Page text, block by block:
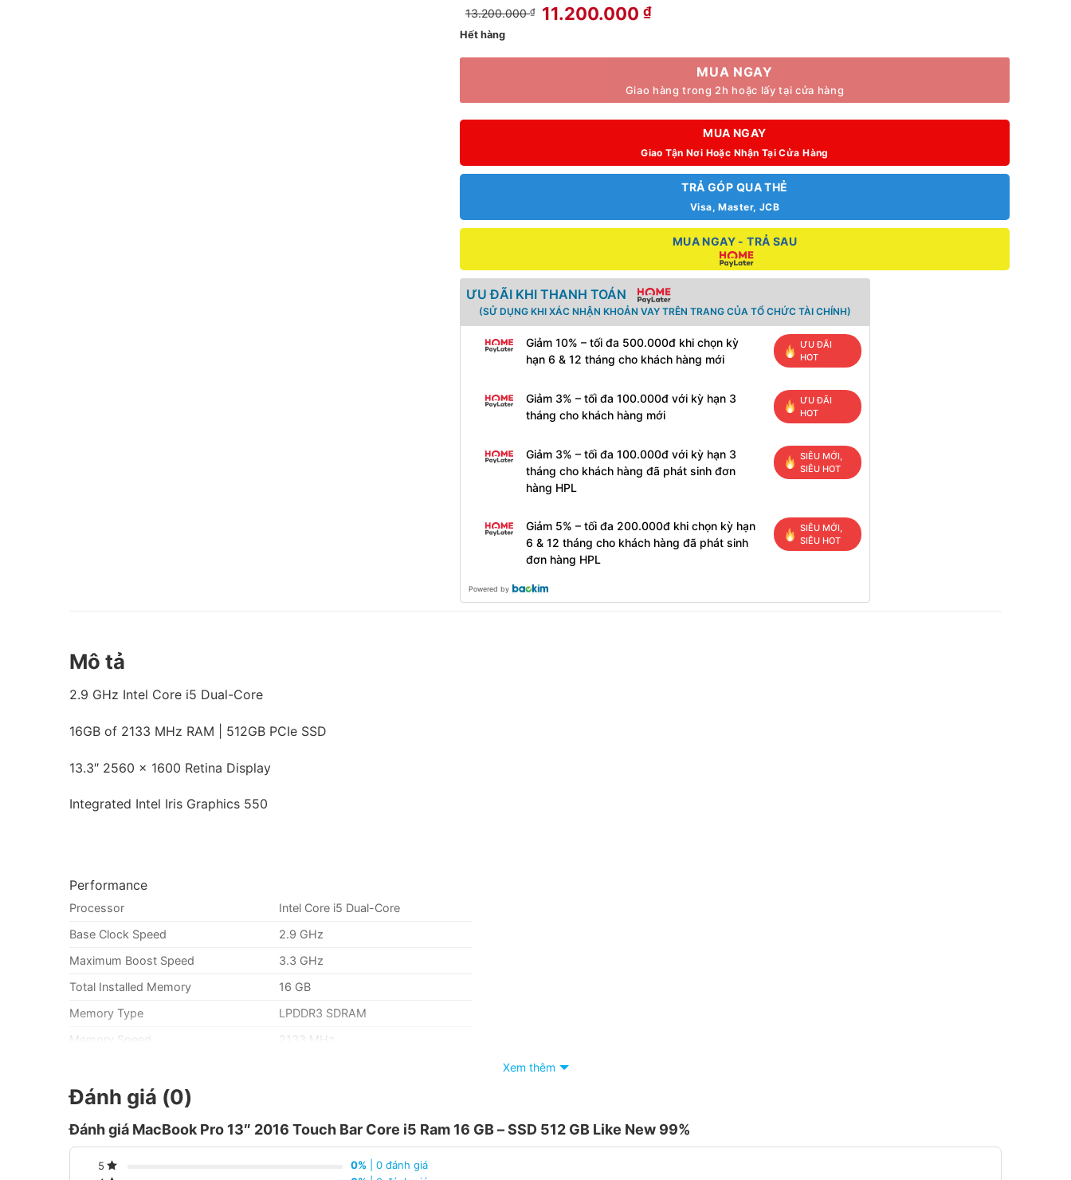
13.200.000₫ Giá
gốc
13.200.000 ₫.
11.200.000₫Giá
là:
11.200.000 ₫.
Hết hàng
MUA NGAY
Giao hàng trong 2h hoặc lấy tại cửa hàng
MUA NGAY
Giao Tận Nơi Hoặc Nhận Tại Cửa Hàng
TRẢ GÓP QUA THẺ
Visa, Master, JCB
MUA NGAY - TRẢ SAU
ƯU ĐÃI KHI THANH TOÁN
(SỬ DỤNG KHI XÁC NHẬN KHOẢN VAY TRÊN TRANG CỦA TỔ CHỨC TÀI CHÍNH)
Giảm 10% – tối đa 500.000đ khi chọn kỳ
hạn 6 & 12 tháng cho khách hàng mới
ƯU ĐÃI
HOT
Giảm 3% – tối đa 100.000đ với kỳ hạn 3
tháng cho khách hàng mới
ƯU ĐÃI
HOT
Giảm 3% – tối đa 100.000đ với kỳ hạn 3
tháng cho khách hàng đã phát sinh đơn
hàng HPL
SIÊU MỚI,
SIÊU HOT
Giảm 5% – tối đa 200.000đ khi chọn kỳ hạn
6 & 12 tháng cho khách hàng đã phát sinh
đơn hàng HPL
SIÊU MỚI,
SIÊU HOT
Powered by
Mô tả
2.9 GHz Intel Core i5 Dual-Core
16GB of 2133 MHz RAM | 512GB PCIe SSD
13.3″ 2560 x 1600 Retina Display
Integrated Intel Iris Graphics 550
Performance
Processor
Intel Core i5 Dual-Core
Base Clock Speed
2.9 GHz
Maximum Boost Speed
3.3 GHz
Total Installed Memory
16 GB
Memory Type
LPDDR3 SDRAM
Memory Speed
2133 MHz
Graphics Type
Display
Xem thêm
Đánh giá (0)
Đánh giá MacBook Pro 13″ 2016 Touch Bar Core i5 Ram 16 GB – SSD 512 GB Like New 99%
5 0% | 0 đánh giá